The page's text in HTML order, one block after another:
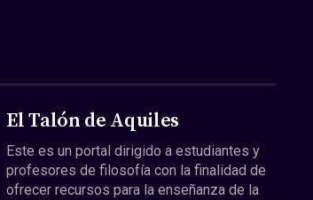
El Talón de Aquiles
Este es un portal dirigido a estudiantes y
profesores de filosofía con la finalidad de
ofrecer recursos para la enseñanza de la